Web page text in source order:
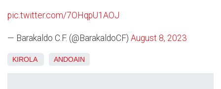
pic.twitter.com/7OHqpU1AOJ
— Barakaldo C.F. (@BarakaldoCF) August 8, 2023
KIROLA ANDOAIN